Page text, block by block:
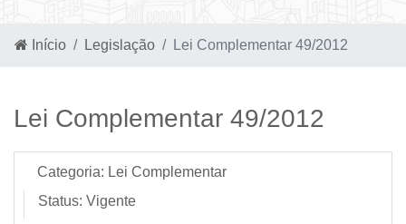
Início Legislação Lei Complementar 49/2012
Lei Complementar 49/2012
Categoria: Lei Complementar
Status: Vigente